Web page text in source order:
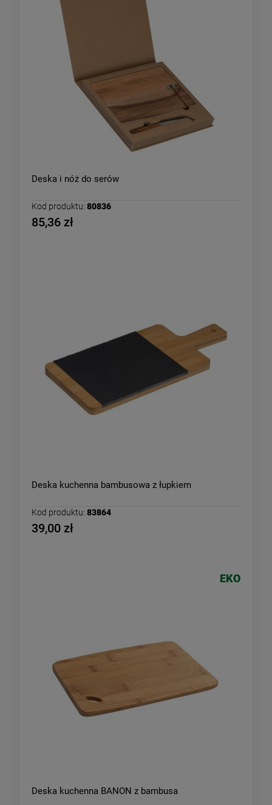
Deska i nóż do serów
Kod produktu: 80836
85,36 zł
Deska kuchenna bambusowa z łupkiem
Kod produktu: 83864
39,00 zł
Deska kuchenna BANON z bambusa
EKO